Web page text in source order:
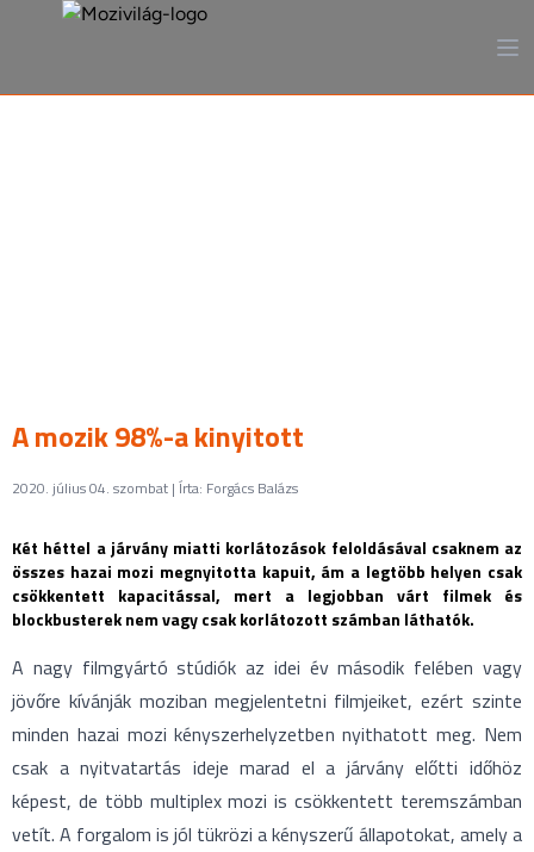
A mozik 98%-a kinyitott
2020. július 04. szombat | Írta: Forgács Balázs
Két héttel a járvány miatti korlátozások feloldásával csaknem az
összes hazai mozi megnyitotta kapuit, ám a legtöbb helyen csak
csökkentett kapacitással, mert a legjobban várt filmek és
blockbusterek nem vagy csak korlátozott számban láthatók.
A nagy filmgyártó stúdiók az idei év második felében vagy
jövőre kívánják moziban megjelentetni filmjeiket, ezért szinte
minden hazai mozi kényszerhelyzetben nyithatott meg. Nem
csak a nyitvatartás ideje marad el a járvány előtti időhöz
képest, de több multiplex mozi is csökkentett teremszámban
vetít. A forgalom is jól tükrözi a kényszerű állapotokat, amely a